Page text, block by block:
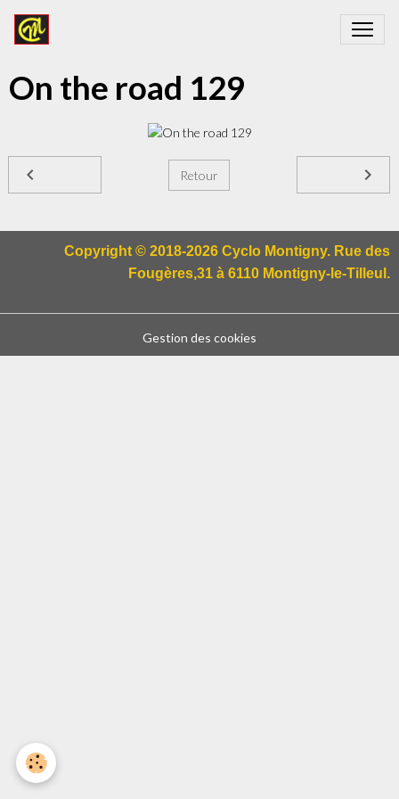
On the road 129
Retour
Copyright © 2018-2026 Cyclo Montigny. Rue des
Fougères,31 à 6110 Montigny-le-Tilleul.
Gestion des cookies